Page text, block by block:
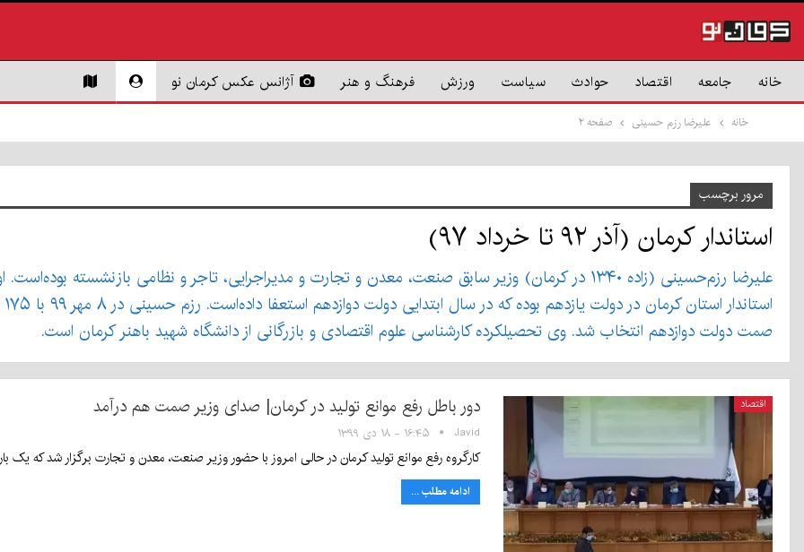
خانه جامعه اقتصاد حوادث سیاست ورزش فرهنگ و هنر آژانس عکس کرمان نو
خانه علیرضا رزم حسینی صفحه ۲
مرور برچسب
استاندار کرمان (آذر ۹۲ تا خرداد ۹۷)
علیرضا رزم‌حسینی (زاده ۱۳۴۰ در کرمان) وزیر سابق صنعت، معدن و تجارت و مدیراجرایی، تاجر و نظامی
صمت دولت دوازدهم انتخاب شد. وی تحصیلکرده کارشناسی علوم اقتصادی و بازرگانی از دانشگاه شهید باهنر کرمان است.
اقتصاد دور باطل رفع موانع تولید در کرمان| صدای وزیر صمت هم درآمد
Javid ۱۶:۴۵ - ۱۸ دی ۱۳۹۹
کارگروه رفع موانع تولید کرمان در حالی امروز با حضور وزیر صنعت، معدن و تجارت برگزار شد که یک
ادامه مطلب ...